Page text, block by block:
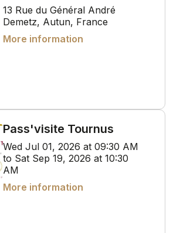
13 Rue du Général André
Demetz, Autun, France
More information
Pass'visite Tournus
Wed Jul 01, 2026 at 09:30 AM
to Sat Sep 19, 2026 at 10:30
AM
More information